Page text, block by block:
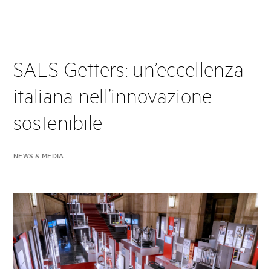
SAES Getters: un’eccellenza
italiana nell’innovazione
sostenibile
NEWS & MEDIA